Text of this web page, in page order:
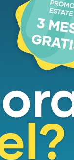
gli esami
per
è
di una laurea,
la
Ai
limitrofe;
solving,